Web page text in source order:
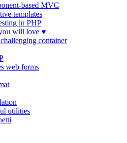
based MVC
templates
in PHP
will love ♥
challenging container
web forms
utilities